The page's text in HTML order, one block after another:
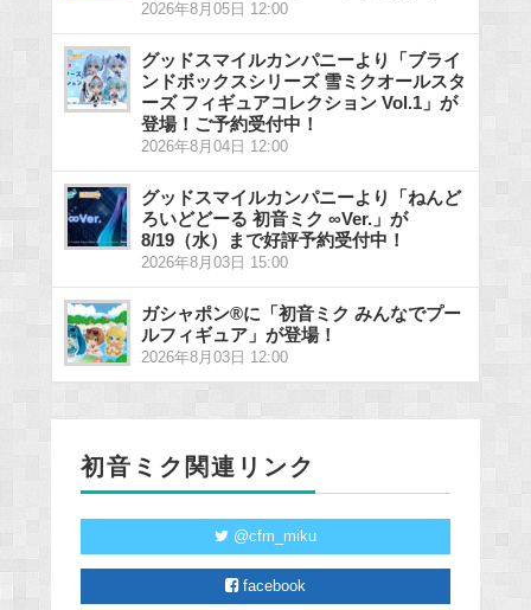
2026年8月05日 12:00
グッドスマイルカンパニーより「ブライ
ンドボックスシリーズ 雪ミクオールスタ
ーズ フィギュアコレクション Vol.1」が
登場！ご予約受付中！
2026年8月04日 12:00
グッドスマイルカンパニーより「ねんど
ろいどどーる 初音ミク ∞Ver.」が
8/19（水）まで好評予約受付中！
2026年8月03日 15:00
ガシャポン®に「初音ミク みんなでプー
ルフィギュア」が登場！
2026年8月03日 12:00
初音ミク関連リンク
@cfm_miku
facebook